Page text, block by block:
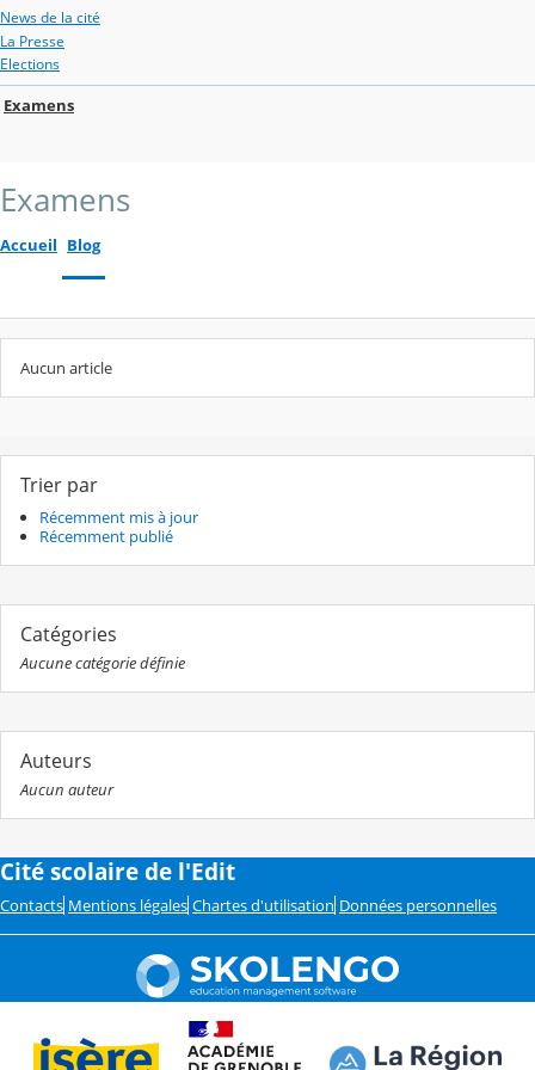
News de la cité
La Presse
Elections
Examens
Examens
Accueil Blog
Aucun article
Trier par
Récemment mis à jour
Récemment publié
Catégories
Aucune catégorie définie
Auteurs
Aucun auteur
Cité scolaire de l'Edit
Contacts Mentions légales Chartes d'utilisation Données personnelles